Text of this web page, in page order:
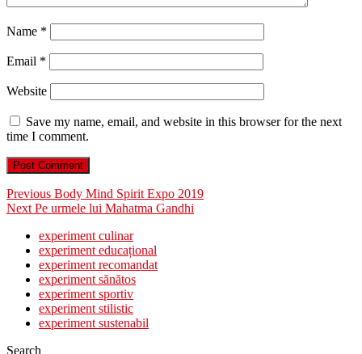
Name *
Email *
Website
Save my name, email, and website in this browser for the next
time I comment.
Post
navigation
Previous Previous
post:
Body Mind Spirit Expo 2019
Next Next
Pe urmele lui Mahatma Gandhi
experiment culinar
experiment educațional
experiment recomandat
experiment sănătos
experiment sportiv
experiment stilistic
experiment sustenabil
Search